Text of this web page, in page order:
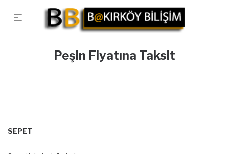
Peşin Fiyatına Taksit
SEPET